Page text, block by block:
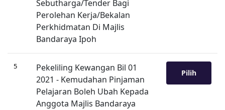
Sebutharga/Tender Bagi
Perolehan Kerja/Bekalan
Perkhidmatan Di Majlis
Bandaraya Ipoh
5
Pekeliling Kewangan Bil 01
2021 - Kemudahan Pinjaman
Pelajaran Boleh Ubah Kepada
Anggota Majlis Bandaraya
Pilih